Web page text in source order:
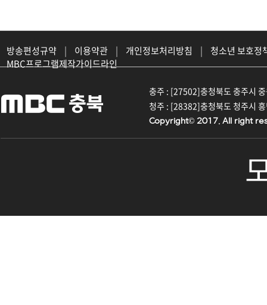
방송편성규약 | 이용약관 | 개인정보처리방침 |
청소년 보호정
MBC프로그램제작가이드라인
충주 : [27502]충청북도 충주시
청주 : [28382]충청북도 청주시
Copyright© 2017. All right